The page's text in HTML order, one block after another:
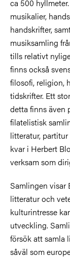
ca 500
musikalier,
handskrifter,
musiksamling
tills relativt
finns också
filosofi, religion,
tidskrifter. Ett
detta finns även
filatelistisk
litteratur,
kvar i Herbert
verksam som
Samlingen visar
litteratur och
kulturintresse
utveckling.
försök att samla
såväl som